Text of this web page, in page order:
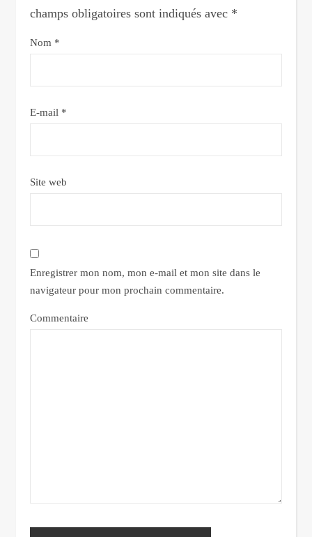
champs obligatoires sont indiqués avec *
Nom *
E-mail *
Site web
Enregistrer mon nom, mon e-mail et mon site dans le
navigateur pour mon prochain commentaire.
Commentaire